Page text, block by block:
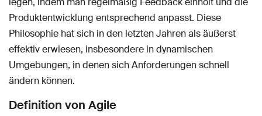
Produktentwicklung entsprechend anpasst. Diese
Philosophie hat sich in den letzten Jahren als äußerst
effektiv erwiesen, insbesondere in dynamischen
Umgebungen, in denen sich Anforderungen schnell
ändern können.
Definition von Agile